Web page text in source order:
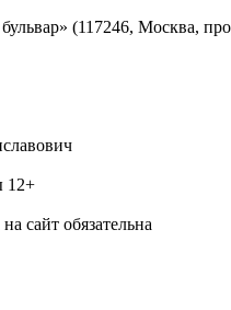
(117246, Москва,
12+
сайт обязательна